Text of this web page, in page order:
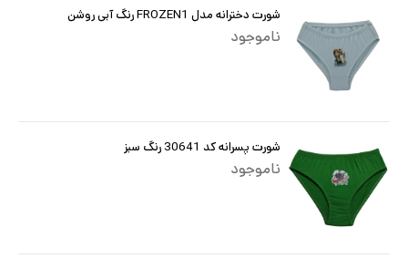
شورت دخترانه مدل FROZEN1 رنگ آبی روشن
ناموجود
شورت پسرانه کد 30641 رنگ سبز
ناموجود